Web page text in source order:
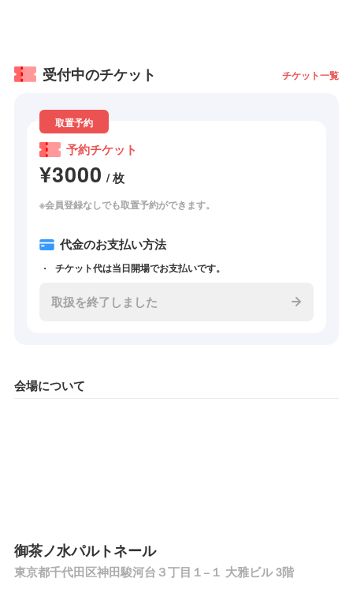
受付中のチケット チケット一覧
取置予約
予約チケット
¥3000 / 枚
※会員登録なしでも取置予約ができます。
代金のお支払い方法
チケット代は当日開場でお支払いです。
取扱を終了しました
会場について
御茶ノ水パルトネール
東京都千代田区神田駿河台３丁目１−１ 大雅ビル 3階